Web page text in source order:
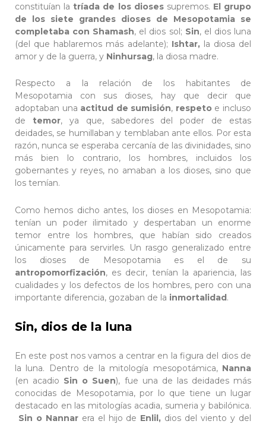
constituían la tríada de los diosessupremos. El grupo
de los siete grandes dioses de Mesopotamia se
completaba con Shamash, el dios sol; Sin, el dios luna
(del que hablaremos más adelante); Ishtar,la diosa del
amor y de la guerra, y Ninhursag, la diosa madre.
Respecto a la relación de los habitantes de
Mesopotamia con sus dioses, hay que decir que
adoptaban una actitud de sumisión, respeto e incluso
de temor, ya que, sabedores del poder de estas
deidades, se humillaban y temblaban ante ellos. Por esta
razón, nunca se esperaba cercanía de las divinidades, sino
más bien lo contrario, los hombres, incluidos los
gobernantes y reyes, no amaban a los dioses, sino que
los temían.
Como hemos dicho antes, los dioses en Mesopotamia:
tenían un poder ilimitado y despertaban un enorme
temor entre los hombres, que habían sido creados
únicamente para servirles. Un rasgo generalizado entre
los dioses de Mesopotamia es el de su
antropomorfización, es decir, tenían la apariencia, las
cualidades y los defectos de los hombres, pero con una
importante diferencia, gozaban de la inmortalidad.
Sin, dios de la luna
En este post nos vamos a centrar en la figura del dios de
la luna. Dentro de la mitología mesopotámica, Nanna
(en acadio Sin o Suen), fue una de las deidades más
conocidas de Mesopotamia, por lo que tiene un lugar
destacado en las mitologías acadia, sumeria y babilónica.
Sin o Nannar era el hijo de Enlil, dios del viento y del